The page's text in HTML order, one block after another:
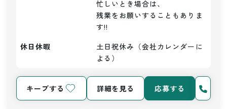
忙しいとき場合は、
残業をお願いすることもありま
す!!
休日休暇
土日祝休み（会社カレンダーに
よる）
キープする 詳細を見る 応募する